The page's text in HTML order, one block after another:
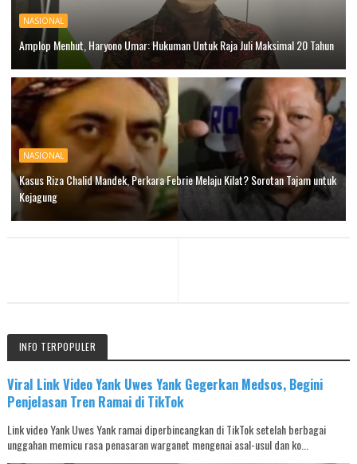
NASIONAL
Amplop Menhut, Haryono Umar: Hukuman Untuk Raja Juli Maksimal 20 Tahun
NASIONAL
Kasus Riza Chalid Mandek, Perkara Febrie Melaju Kilat? Sorotan Tajam untuk
Kejagung
INFO TERPOPULER
Viral Link Video Yank Uwes Yank Gegerkan Medsos, Begini
Penjelasan Tren Ramai di TikTok
Link video Yank Uwes Yank ramai diperbincangkan di TikTok setelah berbagai
unggahan memicu rasa penasaran warganet mengenai asal-usul dan ko...